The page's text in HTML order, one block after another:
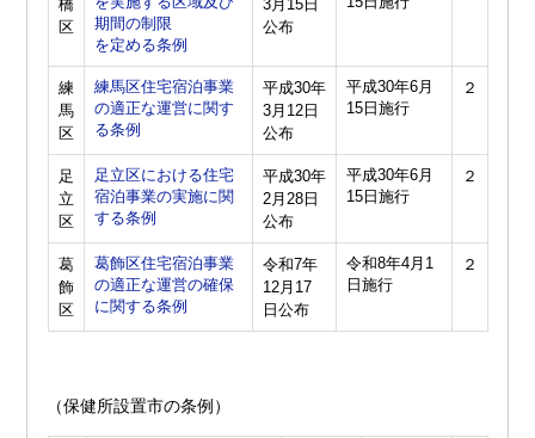
橋
区
期間の制限
を定める条例
3月15日
公布
練
馬
区
練馬区住宅宿泊事業
の適正な運営に関す
る条例
平成30年
3月12日
公布
平成30年6月
15日施行
２
足
立
区
足立区における住宅
宿泊事業の実施に関
する条例
平成30年
2月28日
公布
平成30年6月
15日施行
２
葛
飾
区
葛飾区住宅宿泊事業
の適正な運営の確保
に関する条例
令和7年
12月17
日公布
令和8年4月1
日施行
２
（保健所設置市の条例）